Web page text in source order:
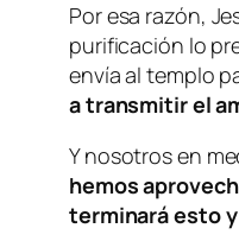
Por esa razón,
purificación lo
envía al templo
a transmitir el
Y nosotros en
hemos
terminará esto